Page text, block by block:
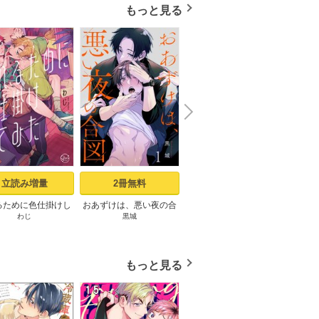
もっと見る
立読み増量
ために色仕掛けし
1【コミックシーモ
わじ
2冊無料
おあずけは、悪い夜の合
図（1）
黒城
N
e
x
t
もっと見る